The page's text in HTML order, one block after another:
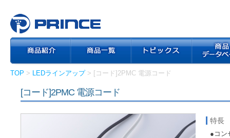
TOP > LEDラインアップ> [コード]2PMC 電源コード
[コード]2PMC 電源コード
特長
●コン